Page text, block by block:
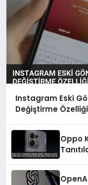
Instagram Eski
Değiştirme
Oppo